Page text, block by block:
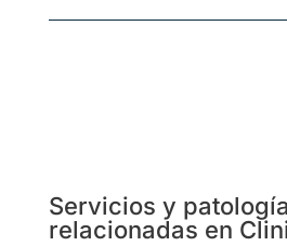
Servicios y
relacionadas en